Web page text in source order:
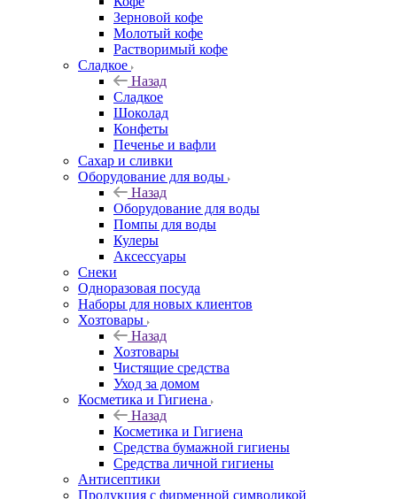
Зерновой кофе
Молотый кофе
Растворимый кофе
Сладкое
Назад
Сладкое
Шоколад
Конфеты
Печенье и вафли
Сахар и сливки
Оборудование для воды
Назад
Оборудование для воды
Помпы для воды
Кулеры
Аксессуары
Снеки
Одноразовая посуда
Наборы для новых клиентов
Хозтовары
Назад
Хозтовары
Чистящие средства
Уход за домом
Косметика и Гигиена
Назад
Косметика и Гигиена
Средства бумажной гигиены
Средства личной гигиены
Антисептики
Продукция с фирменной символикой